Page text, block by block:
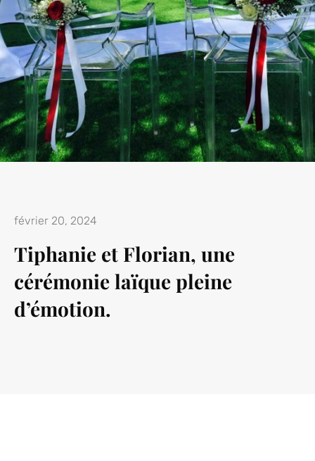
février 20, 2024
Tiphanie et Florian, une
cérémonie laïque pleine
d’émotion.